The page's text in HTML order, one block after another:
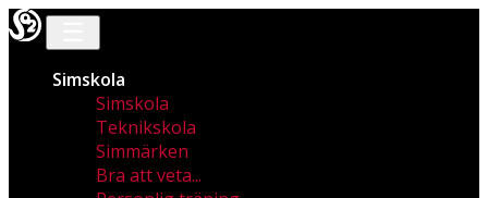
Simskola
Simskola
Teknikskola
Simmärken
Bra att veta...